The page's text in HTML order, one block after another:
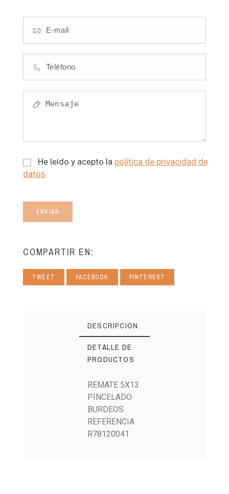
He leído y acepto la política de privacidad de
datos
ENVIAR
COMPARTIR EN:
TWEET FACEBOOK PINTEREST
DESCRIPCIÓN
DETALLE DE
PRODUCTOS
REMATE 5X13
PINCELADO
BURDEOS
REFERENCIA
R78120041